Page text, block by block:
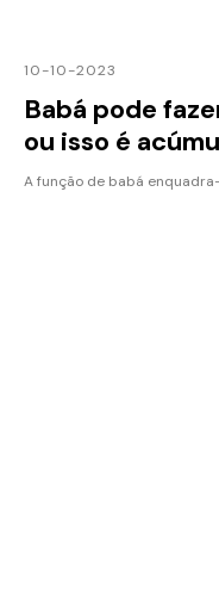
10-10-2023
Babá pode
ou isso é
A função de babá